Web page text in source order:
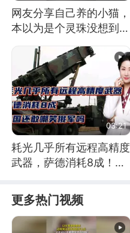
网友分享自己养的小猫，
本以为是个灵珠没想到是
03:21
耗光几乎所有远程高精度
武器，萨德消耗8成！美
更多热门视频